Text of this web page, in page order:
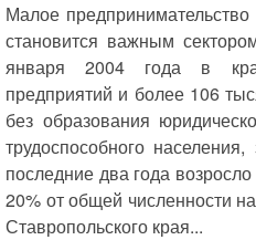
Малое
становится важным
января 2004 года в
предприятий и более 106
без образования
трудоспособного
последние два года
20% от общей численности
Ставропольского края...